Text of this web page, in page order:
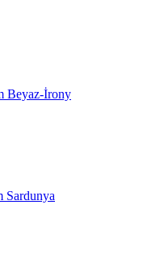
Beyaz-İrony
Sardunya